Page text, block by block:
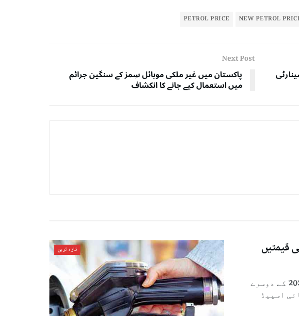
NEW PETROL
PETROL PRICE
Next Post
پاکستان میں غیر ملکی موبائل سِمز کے سنگین جرائم
میں استعمال کیے جانے کا انکشاف
تازہ ترین
قیمتیں
اسلام آباد (نیوز ڈیسک) حکومت نے جنوری 2026 کے دوسرے
اسپیڈ